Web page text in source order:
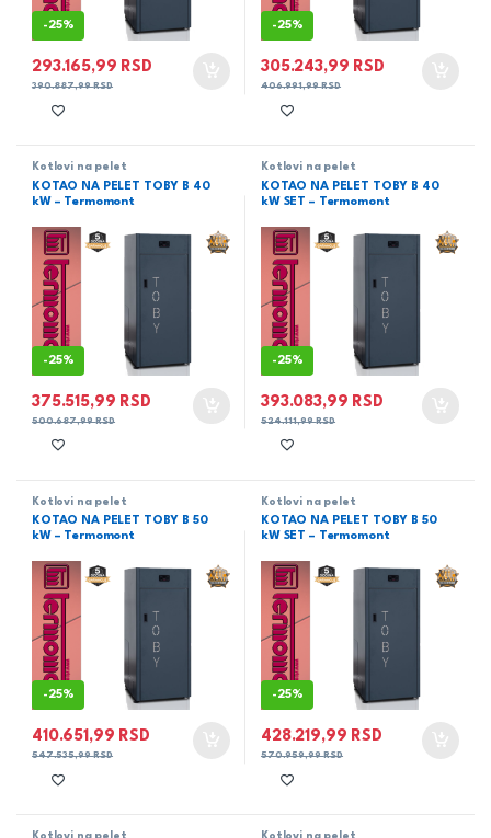
-25%
293.165,99 RSD
390.887,99RSD
-25%
305.243,99 RSD
406.991,99RSD
Kotlovi na pelet
KOTAO NA PELET TOBY B 40
kW – Termomont
-25%
375.515,99 RSD
500.687,99RSD
Kotlovi na pelet
KOTAO NA PELET TOBY B 40
kW SET – Termomont
-25%
393.083,99 RSD
524.111,99RSD
Kotlovi na pelet
KOTAO NA PELET TOBY B 50
kW – Termomont
-25%
410.651,99 RSD
547.535,99RSD
Kotlovi na pelet
KOTAO NA PELET TOBY B 50
kW SET – Termomont
-25%
428.219,99 RSD
570.959,99RSD